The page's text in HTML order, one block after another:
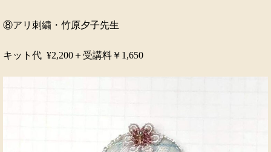
⑧アリ刺繍・竹原夕子先生
キット代 ¥2,200＋受講料￥1,650